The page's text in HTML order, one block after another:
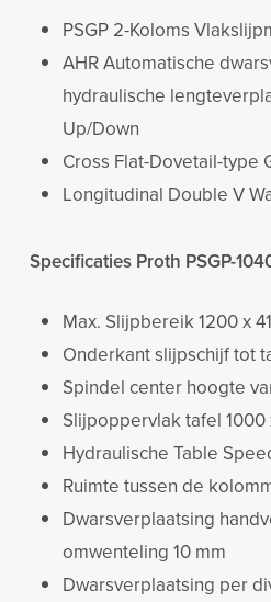
PSGP 2-Koloms
AHR Automatische
hydraulische
Up/Down
Cross Flat-Dovetail-type
Longitudinal Double V
Specificaties Proth PSGP-
Max. Slijpbereik 1200 x
Onderkant slijpschijf tot
Spindel center hoogte
Slijpoppervlak tafel 1000
Hydraulische Table
Ruimte tussen de
Dwarsverplaatsing
omwenteling 10 mm
Dwarsverplaatsing per